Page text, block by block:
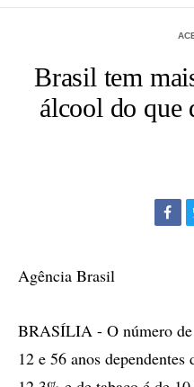
Brasil tem
álcool do que
Agência Brasil
BRASÍLIA - O número
12 e 56 anos